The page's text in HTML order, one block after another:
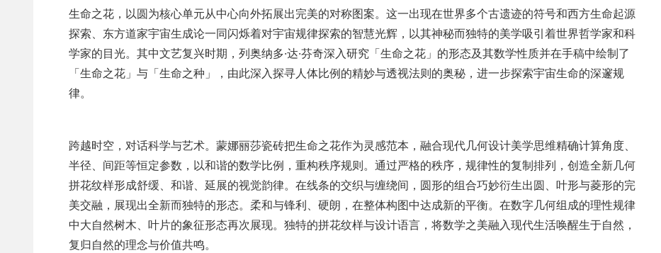
生命之花，以圆为核心单元从中心向外拓展出完美的对称图案。这一出现在世界多个古遗迹的符号和西方生命起源
探索、东方道家宇宙生成论一同闪烁着对宇宙规律探索的智慧光辉，以其神秘而独特的美学吸引着世界哲学家和科
学家的目光。其中文艺复兴时期，列奥纳多·达·芬奇深入研究「生命之花」的形态及其数学性质并在手稿中绘制了
「生命之花」与「生命之种」，由此深入探寻人体比例的精妙与透视法则的奥秘，进一步探索宇宙生命的深邃规
律。
跨越时空，对话科学与艺术。蒙娜丽莎瓷砖把生命之花作为灵感范本，融合现代几何设计美学思维精确计算角度、
半径、间距等恒定参数，以和谐的数学比例，重构秩序规则。通过严格的秩序，规律性的复制排列，创造全新几何
拼花纹样形成舒缓、和谐、延展的视觉韵律。在线条的交织与缠绕间，圆形的组合巧妙衍生出圆、叶形与菱形的完
美交融，展现出全新而独特的形态。柔和与锋利、硬朗，在整体构图中达成新的平衡。在数字几何组成的理性规律
中大自然树木、叶片的象征形态再次展现。独特的拼花纹样与设计语言，将数学之美融入现代生活唤醒生于自然，
复归自然的理念与价值共鸣。